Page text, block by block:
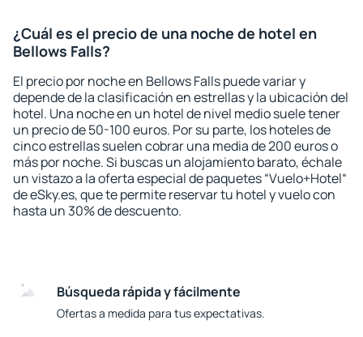
¿Cuál es el precio de una noche de hotel en
Bellows Falls?
El precio por noche en Bellows Falls puede variar y
depende de la clasificación en estrellas y la ubicación del
hotel. Una noche en un hotel de nivel medio suele tener
un precio de 50-100 euros. Por su parte, los hoteles de
cinco estrellas suelen cobrar una media de 200 euros o
más por noche. Si buscas un alojamiento barato, échale
un vistazo a la oferta especial de paquetes “Vuelo+Hotel“
de eSky.es, que te permite reservar tu hotel y vuelo con
hasta un 30% de descuento.
Búsqueda rápida y fácilmente
Ofertas a medida para tus expectativas.